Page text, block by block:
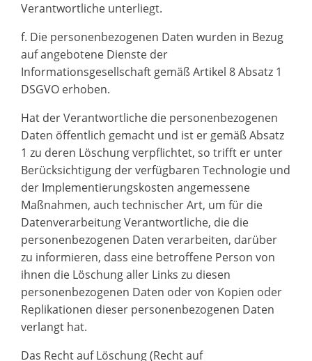
Verantwortliche unterliegt.
f. Die personenbezogenen Daten wurden in Bezug
auf angebotene Dienste der
Informationsgesellschaft gemäß Artikel 8 Absatz 1
DSGVO erhoben.
Hat der Verantwortliche die personenbezogenen
Daten öffentlich gemacht und ist er gemäß Absatz
1 zu deren Löschung verpflichtet, so trifft er unter
Berücksichtigung der verfügbaren Technologie und
der Implementierungskosten angemessene
Maßnahmen, auch technischer Art, um für die
Datenverarbeitung Verantwortliche, die die
personenbezogenen Daten verarbeiten, darüber
zu informieren, dass eine betroffene Person von
ihnen die Löschung aller Links zu diesen
personenbezogenen Daten oder von Kopien oder
Replikationen dieser personenbezogenen Daten
verlangt hat.
Das Recht auf Löschung (Recht auf